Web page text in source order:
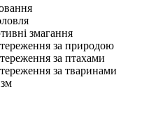
змагання
за природою
за птахами
за тваринами